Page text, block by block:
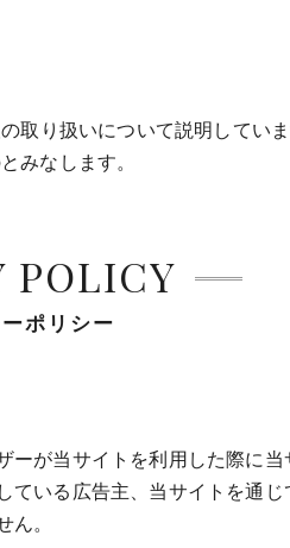
取り扱いについて説明してい
みなします。
ポリシー
POLICY
が当サイトを利用した際に
いる広告主、当サイトを通
ん。